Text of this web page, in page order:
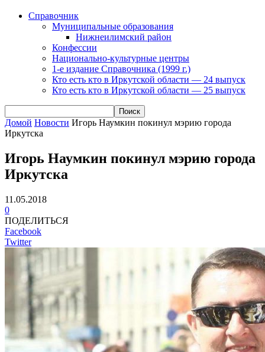
Справочник
Муниципальные образования
Нижнеилимский район
Конфессии
Национально-культурные центры
1-е издание Справочника (1999 г.)
Кто есть кто в Иркутской области — 24 выпуск
Кто есть кто в Иркутской области — 25 выпуск
Домой Новости Игорь Наумкин покинул мэрию города
Иркутска
Игорь Наумкин покинул мэрию города
Иркутска
11.05.2018
0
ПОДЕЛИТЬСЯ
Facebook
Twitter